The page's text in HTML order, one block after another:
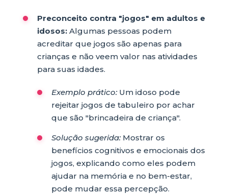
Preconceito contra "jogos" em adultos e
idosos:Algumas pessoas podem
acreditar que jogos são apenas para
crianças e não veem valor nas atividades
para suas idades.
Exemplo prático:Um idoso pode
rejeitar jogos de tabuleiro por achar
que são "brincadeira de criança".
Solução sugerida:Mostrar os
benefícios cognitivos e emocionais dos
jogos, explicando como eles podem
ajudar na memória e no bem-estar,
pode mudar essa percepção.